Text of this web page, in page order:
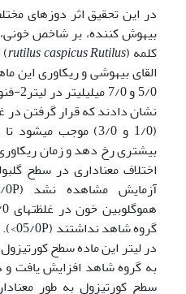
بیهوش کننده، بر شاخص
کلمه (
rutiluscaspicusRutilus
)
5/0 و
نشان دادند که قرار گرفتن در
(1/0 و 3/0) موجب
بیشتری رخ دهد و زمان
اختلاف معناداری در سطح
در لیتر این ماده سطح